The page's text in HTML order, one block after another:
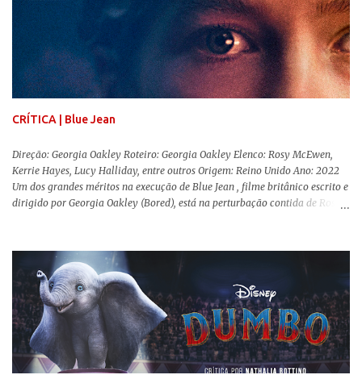
filme do ano até aqui. Repleto de criatividade, humor e sem medo de não se
levar a sério, a produção aborda temas complexos com críticas potentes. Já
conhecida por sua filmografia feminista, Gerwig traz uma reflexão de
como a Barbie se encaixa no mundo moderno, desenvolvendo a
importância e o impacto, positivo ou negativo, da boneca na vida das
pessoas. Isso tudo com um sentimento de nostalgia multigeracional. Na
CRÍTICA | Blue Jean
Direção: Georgia Oakley Roteiro: Georgia Oakley Elenco: Rosy McEwen,
Kerrie Hayes, Lucy Halliday, entre outros Origem: Reino Unido Ano: 2022
Um dos grandes méritos na execução de Blue Jean , filme britânico escrito e
dirigido por Georgia Oakley (Bored), está na perturbação contida de Rosy
movimentos e falas, equilibrada numa frágil neutralidade entre seu
trabalho e seus afetos, passando noites bebendo e jogando sinuca com seu
grupo de amigas lésbicas e sua amante. É imperativo para ela que ambos
os mundos não se cruzem de modo algum, pois o período histórico no qual
a história se passa - 1988 na Inglaterra - é de um contexto profundamente
conservador e hostil a pessoas queer. Com o governo liderado pela então
primeira-ministra Margaret Tatcher usando recursos supostamente
constitucionais para mobilizar campanhas agressivas ao modo de vida